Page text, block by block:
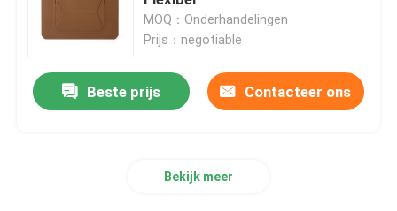
Laptoptashoes
MOQ：Onderhandelingen
Prijs：negotiable
Beste prijs Contacteer ons
Bekijk meer